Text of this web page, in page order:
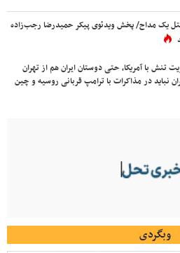
یک مداح/ پخش ویدئوی پیکر حمیدرضا رجب‌زاده
تنش با آمریکا، حتی دوستان ایران هم از تهران
نباید در مذاکرات با ترامپ قربانی روسیه و چین
وبگردی